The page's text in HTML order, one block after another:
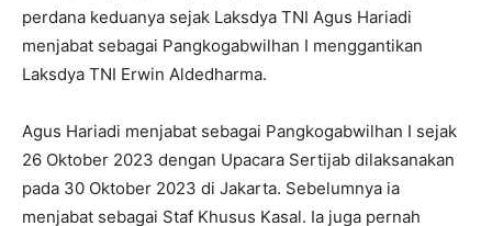
perdana keduanya sejak Laksdya TNI Agus Hariadi
menjabat sebagai Pangkogabwilhan I menggantikan
Laksdya TNI Erwin Aldedharma.
Agus Hariadi menjabat sebagai Pangkogabwilhan I sejak
26 Oktober 2023 dengan Upacara Sertijab dilaksanakan
pada 30 Oktober 2023 di Jakarta. Sebelumnya ia
menjabat sebagai Staf Khusus Kasal. Ia juga pernah